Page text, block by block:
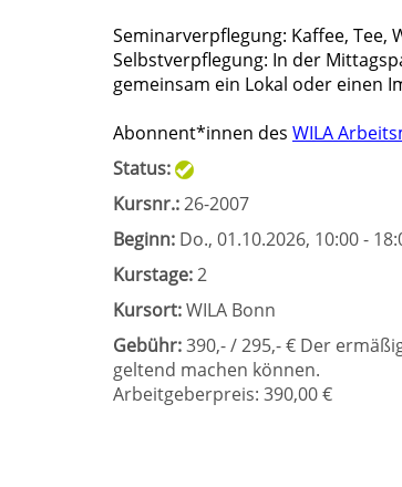
Seminarverpflegung: Kaffee, Tee,
Selbstverpflegung: In der
gemeinsam ein Lokal oder einen
Abonnent*innen des WILA
Status:
Kursnr.:26-2007
Beginn: Do., 01.10.2026, 10:00 -
Kurstage:2
Kursort:WILA Bonn
Gebühr:390,- / 295,- € Der
geltend machen können.
Arbeitgeberpreis: 390,00 €